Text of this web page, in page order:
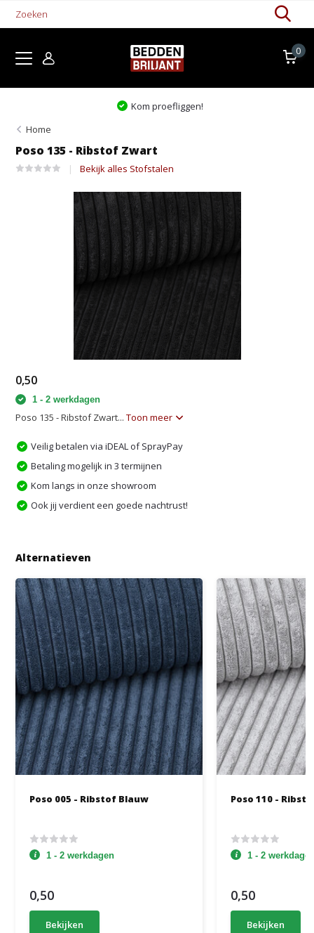
0
Kom proefliggen!
Home
Poso 135 - Ribstof Zwart
Bekijk alles Stofstalen
0,50
1 - 2 werkdagen
Poso 135 - Ribstof Zwart...Toon meer
Veilig betalen via iDEAL of SprayPay
Betaling mogelijk in 3 termijnen
Kom langs in onze showroom
Ook jij verdient een goede nachtrust!
Alternatieven
Poso 005 - Ribstof Blauw
1 - 2 werkdagen
0,50
Bekijken
Poso 110 -
1 - 2
0,50
Bekijken